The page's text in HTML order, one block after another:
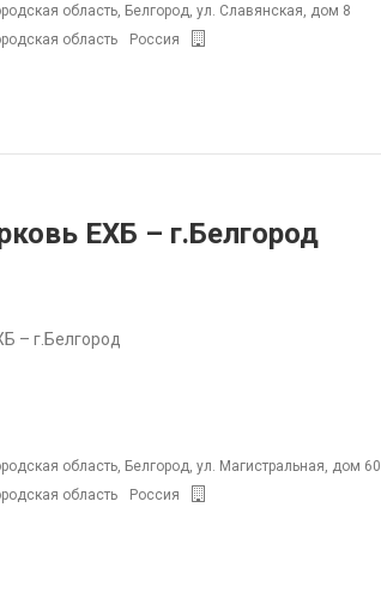
область, Белгород, ул. Славянская, дом 8
область Россия
ЕХБ – г.Белгород
– г.Белгород
область, Белгород, ул. Магистральная, дом 60
область Россия